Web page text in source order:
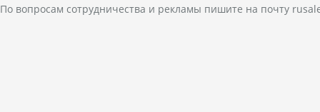
По вопросам сотрудничества и рекламы пишите на почту